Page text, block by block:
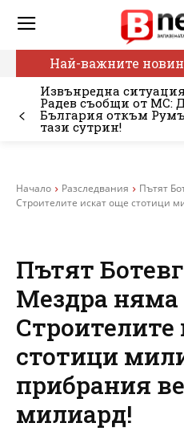
Най-важните
Извънредна
Радев съобщи от МС:
България откъм
тази сутрин!
Начало Разследвания
Пътят
Строителите искат още стотици
Пътят
Мездра няма
Строителите
стотици
прибрания
милиард!